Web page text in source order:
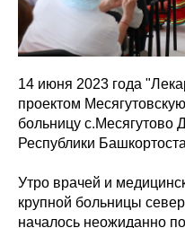
14 июня 2023 года
проектом
больницу с.Месягутово
Республики
Утро врачей и
крупной больницы
началось неожиданно